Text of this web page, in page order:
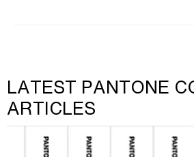
LATEST PANTONE
ARTICLES